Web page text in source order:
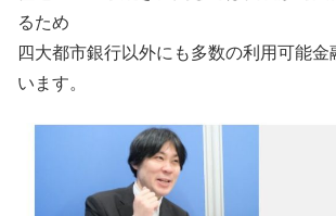
るため
四大都市銀行以外にも多数の利用可能金
います。